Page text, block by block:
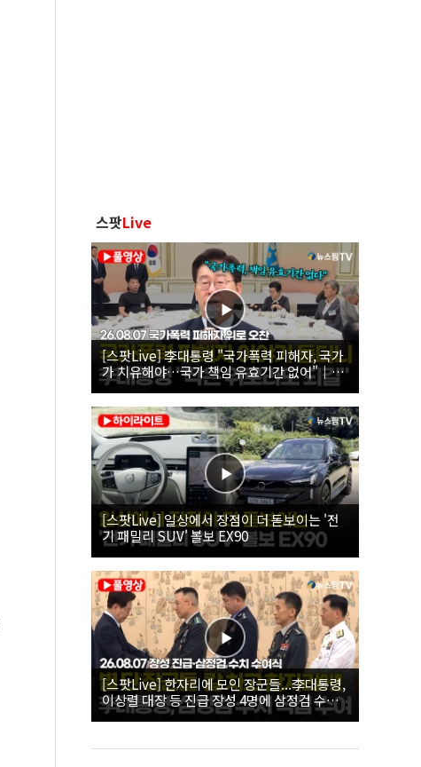
스팟Live
[스팟Live] 李대통령 "국가폭력 피해자, 국가
가 치유해야…국가 책임 유효기간 없어"｜
26.08.07 국가폭력 피해자 위로 오찬
[스팟Live] 일상에서 장점이 더 돋보이는 '전
기 패밀리 SUV' 볼보 EX90
[스팟Live] 한자리에 모인 장군들...李대통령,
이상렬 대장 등 진급 장성 4명에 삼정검 수치
직접 수여｜26.08.07 장성 진급·삼정검 수치